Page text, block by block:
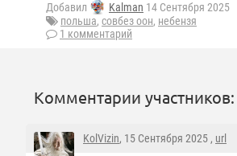
Добавил Kalman 14 Сентября 2025
польша, совбез оон, небензя
1 комментарий
Комментарии участников:
KolVizin, 15 Сентября 2025 , url